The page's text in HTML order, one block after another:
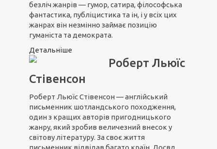
безліч жанрів — гумор, сатира, філософська
фантастика, публіцистика та ін, і у всіх цих
жанрах він незмінно займає позицію
гуманіста та демократа.
Детальніше
Роберт Льюїс
Стівенсон
Роберт Льюїс Стівенсон — англійський
письменник шотландського походження,
один з кращих авторів пригодницького
жанру, який зробив величезний внесок у
світову літературу. За своє життя
письменник відвідав багато країн. Досвд